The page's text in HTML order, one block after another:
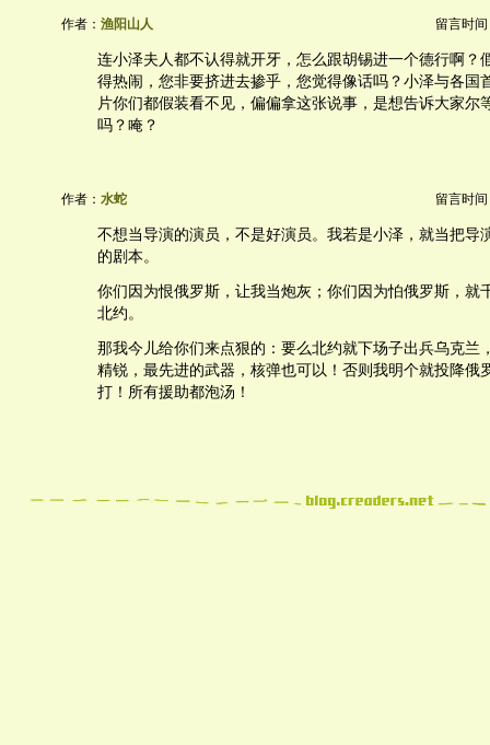
作者： 渔阳山人 留言时间
连小泽夫人都不认得就开牙，怎么跟胡锡进一个德行啊？
得热闹，您非要挤进去掺乎，您觉得像话吗？小泽与各国
片你们都假装看不见，偏偏拿这张说事，是想告诉大家尔
吗？唵？
作者： 水蛇 留言时间
不想当导演的演员，不是好演员。我若是小泽，就当把导
的剧本。
你们因为恨俄罗斯，让我当炮灰；你们因为怕俄罗斯，就
北约。
那我今儿给你们来点狠的：要么北约就下场子出兵乌克兰
精锐，最先进的武器，核弹也可以！否则我明个就投降俄
打！所有援助都泡汤！